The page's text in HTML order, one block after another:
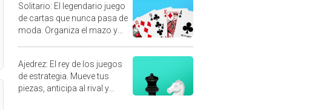
Solitario: El legendario juego
de cartas que nunca pasa de
moda. Organiza el mazo y
Ajedrez: El rey de los juegos
de estrategia. Mueve tus
piezas, anticipa al rival y